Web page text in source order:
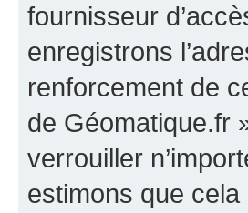
fournisseur
enregistrons
renforcement de
de Géomatique.fr
verrouiller
estimons que